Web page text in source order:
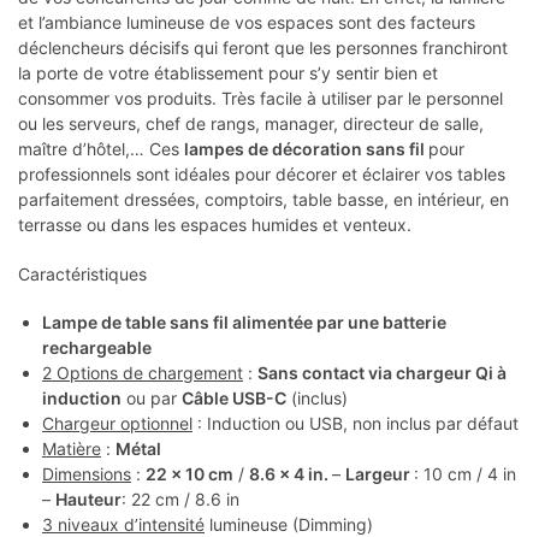
et l’ambiance lumineuse de vos espaces sont des facteurs
déclencheurs décisifs qui feront que les personnes franchiront
la porte de votre établissement pour s’y sentir bien et
consommer vos produits. Très facile à utiliser par le personnel
ou les serveurs, chef de rangs, manager, directeur de salle,
maître d’hôtel,… Ces lampes de décoration sans fil pour
professionnels sont idéales pour décorer et éclairer vos tables
parfaitement dressées, comptoirs, table basse, en intérieur, en
terrasse ou dans les espaces humides et venteux.
Caractéristiques
Lampe de table sans fil alimentée par une batterie
rechargeable
2 Options de chargement : Sans contact via chargeur Qi à
induction ou par Câble USB-C (inclus)
Chargeur optionnel : Induction ou USB, non inclus par défaut
Matière : Métal
Dimensions : 22 x 10 cm / 8.6 x 4 in. – Largeur : 10 cm / 4 in
– Hauteur: 22 cm / 8.6 in
3 niveaux d’intensité lumineuse (Dimming)